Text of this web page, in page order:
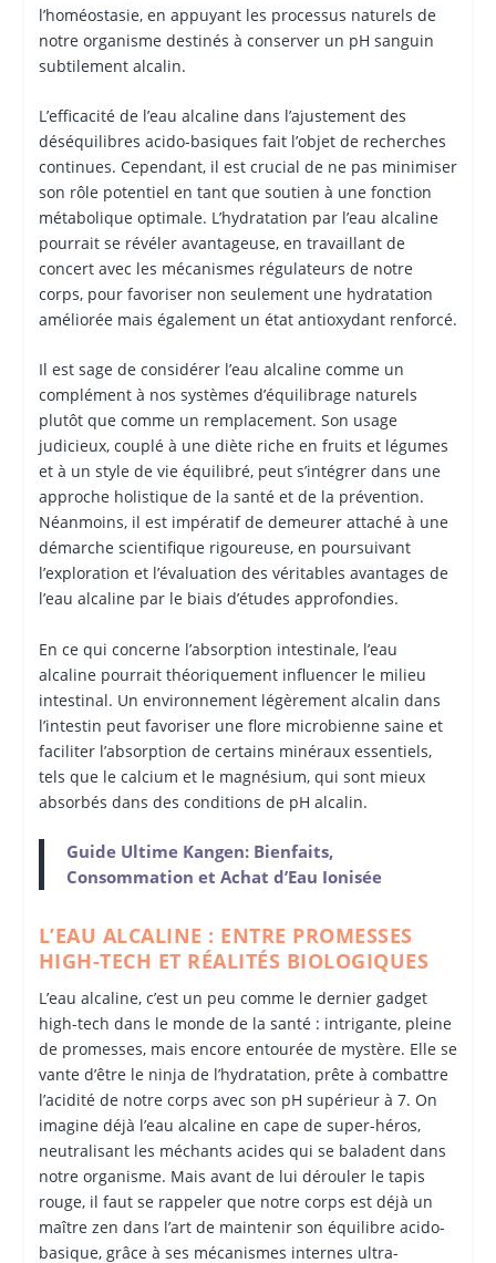
l’homéostasie, en appuyant les processus naturels de
notre organisme destinés à conserver un pH sanguin
subtilement alcalin.
L’efficacité de l’eau alcaline dans l’ajustement des
déséquilibres acido-basiques fait l’objet de recherches
continues. Cependant, il est crucial de ne pas minimiser
son rôle potentiel en tant que soutien à une fonction
métabolique optimale. L’hydratation par l’eau alcaline
pourrait se révéler avantageuse, en travaillant de
concert avec les mécanismes régulateurs de notre
corps, pour favoriser non seulement une hydratation
améliorée mais également un état antioxydant renforcé.
Il est sage de considérer l’eau alcaline comme un
complément à nos systèmes d’équilibrage naturels
plutôt que comme un remplacement. Son usage
judicieux, couplé à une diète riche en fruits et légumes
et à un style de vie équilibré, peut s’intégrer dans une
approche holistique de la santé et de la prévention.
Néanmoins, il est impératif de demeurer attaché à une
démarche scientifique rigoureuse, en poursuivant
l’exploration et l’évaluation des véritables avantages de
l’eau alcaline par le biais d’études approfondies.
En ce qui concerne l’absorption intestinale, l’eau
alcaline pourrait théoriquement influencer le milieu
intestinal. Un environnement légèrement alcalin dans
l’intestin peut favoriser une flore microbienne saine et
faciliter l’absorption de certains minéraux essentiels,
tels que le calcium et le magnésium, qui sont mieux
absorbés dans des conditions de pH alcalin.
Guide Ultime Kangen: Bienfaits,
Consommation et Achat d’Eau Ionisée
L’EAU ALCALINE : ENTRE PROMESSES
HIGH-TECH ET RÉALITÉS BIOLOGIQUES
L’eau alcaline, c’est un peu comme le dernier gadget
high-tech dans le monde de la santé : intrigante, pleine
de promesses, mais encore entourée de mystère. Elle se
vante d’être le ninja de l’hydratation, prête à combattre
l’acidité de notre corps avec son pH supérieur à 7. On
imagine déjà l’eau alcaline en cape de super-héros,
neutralisant les méchants acides qui se baladent dans
notre organisme. Mais avant de lui dérouler le tapis
rouge, il faut se rappeler que notre corps est déjà un
maître zen dans l’art de maintenir son équilibre acido-
basique, grâce à ses mécanismes internes ultra-